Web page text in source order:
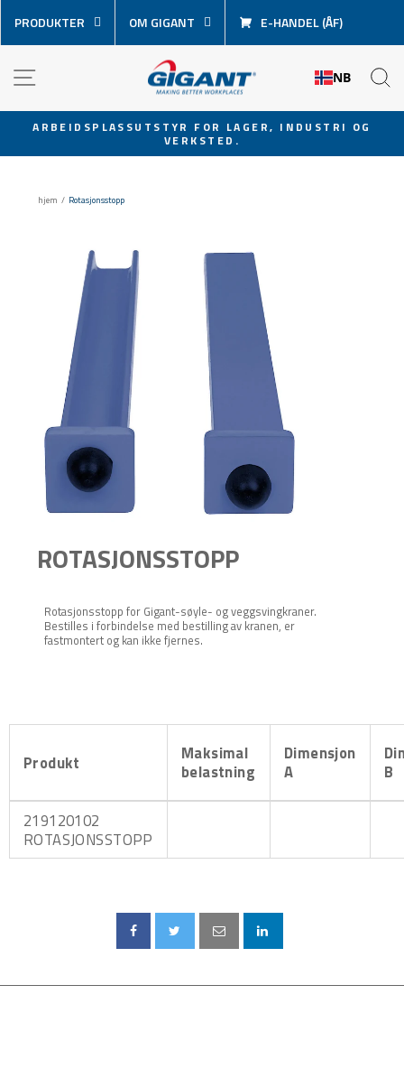
over
innhold
PRODUKTER OM GIGANT E-HANDEL (ÅF)
NB
Sett
ARBEIDSPLASSUTSTYR FOR LAGER, INDUSTRI OG
VERKSTED.
hjem / Rotasjonsstopp
ROTASJONSSTOPP
Rotasjonsstopp for Gigant-søyle- og veggsvingkraner.
Bestilles i forbindelse med bestilling av kranen, er
fastmontert og kan ikke fjernes.
Produkt
Maksimal
belastning
Dimensjon
A
B
219120102
ROTASJONSSTOPP